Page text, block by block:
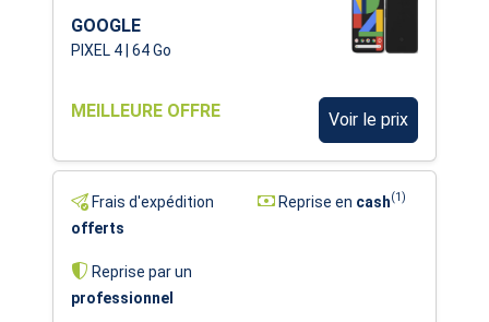
GOOGLE
PIXEL 4 | 64 Go
MEILLEURE OFFRE Voir le prix
Frais d'expédition
offerts
Reprise en cash(1)
Reprise par un
professionnel